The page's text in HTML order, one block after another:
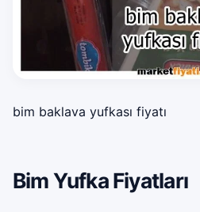
bim baklava yufkası fiyatı
Bim Yufka Fiyatları